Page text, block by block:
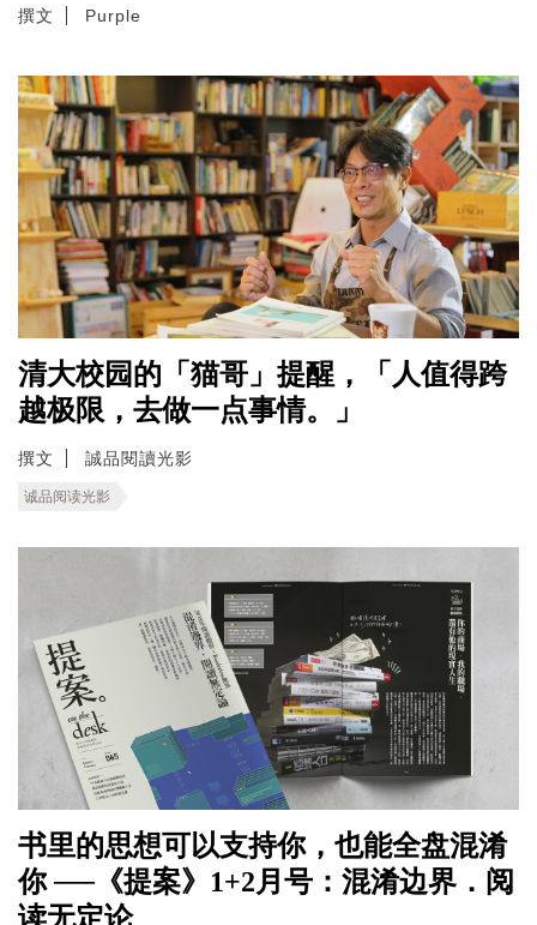
撰文 Purple
清大校园的「猫哥」提醒，「人值得跨
越极限，去做一点事情。」
撰文 誠品閱讀光影
诚品阅读光影
书里的思想可以支持你，也能全盘混淆
你 ──《提案》1+2月号：混淆边界．阅
读无定论